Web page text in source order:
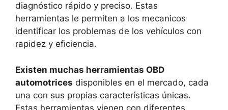
diagnóstico rápido y preciso. Estas
herramientas le permiten a los mecanicos
identificar los problemas de los vehículos con
rapidez y eficiencia.
Existen muchas herramientas OBD
automotrices disponibles en el mercado, cada
una con sus propias características únicas.
Estas herramientas vienen con diferentes